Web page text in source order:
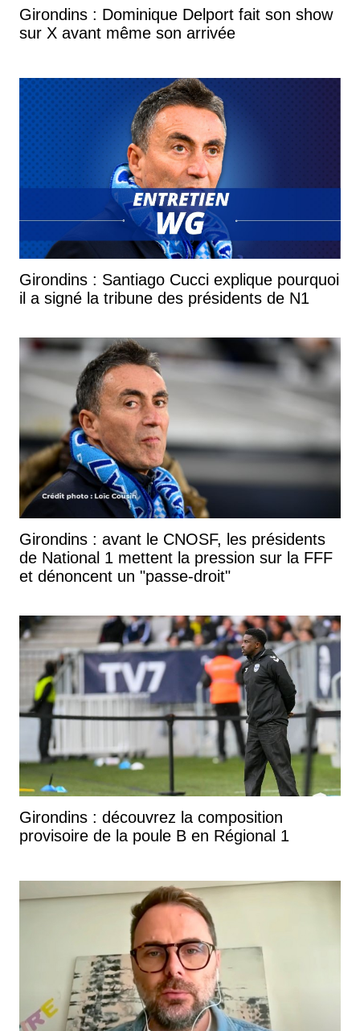
Girondins : Dominique Delport fait son show
sur X avant même son arrivée
Girondins : Santiago Cucci explique pourquoi
il a signé la tribune des présidents de N1
Girondins : avant le CNOSF, les présidents
de National 1 mettent la pression sur la FFF
et dénoncent un "passe-droit"
Girondins : découvrez la composition
provisoire de la poule B en Régional 1